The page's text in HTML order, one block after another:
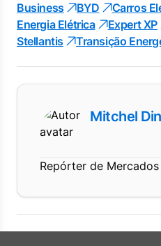
Business BYD Carros
Energia Elétrica
Expert XP
Stellantis
Transição
Mitchel
Repórter de Mercados